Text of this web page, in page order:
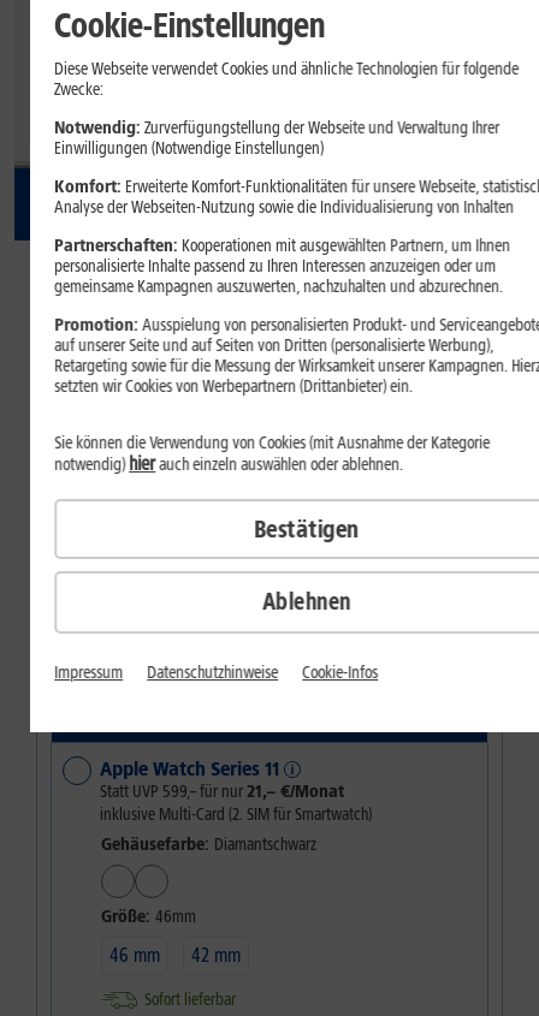
37,
99
€/Monat
dauerhaft
Inkl.1&1 All-Net-Flat S
Farbe:Weiß
Wie viel Speicher benötigen Sie?
256 GB
512 GB
Sofort lieferbar
Apple Watch Series 11
Statt UVP 599,–für nur 21,– €/Monat
inklusive Multi-Card (2. SIM für Smartwatch)
Gehäusefarbe: Diamantschwarz
Größe: 46mm
46 mm 42 mm
Sofort lieferbar
Cookie-Einstellungen
Diese Webseite verwendet Cookies und ähnliche Technologien für folgende
Zwecke:
Notwendig: Zurverfügungstellung der Webseite und Verwaltung Ihrer
Einwilligungen (Notwendige Einstellungen)
Komfort: Erweiterte Komfort-Funktionalitäten für unsere Webseite,
Analyse der Webseiten-Nutzung sowie die Individualisierung von Inhalten
Partnerschaften: Kooperationen mit ausgewählten Partnern, um Ihnen
personalisierte Inhalte passend zu Ihren Interessen anzuzeigen oder um
gemeinsame Kampagnen auszuwerten, nachzuhalten und abzurechnen.
Promotion:Ausspielung von personalisierten Produkt- und
auf unserer Seite und auf Seiten von Dritten (personalisierte Werbung),
Retargeting sowie für die Messung der Wirksamkeit unserer Kampagnen.
setzten wir Cookies von Werbepartnern (Drittanbieter) ein.
Ablehnen
Sie können die Verwendung von Cookies (mit Ausnahme der Kategorie
notwendig)hierauch einzeln auswählen oder ablehnen.
Bestätigen
Impressum Datenschutzhinweise Cookie-Infos